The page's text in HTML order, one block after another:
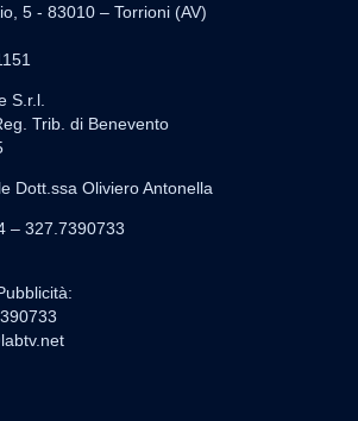
5 - 83010 – Torrioni (AV)
S.r.l.
Trib. di Benevento
Dott.ssa Oliviero Antonella
– 327.7390733